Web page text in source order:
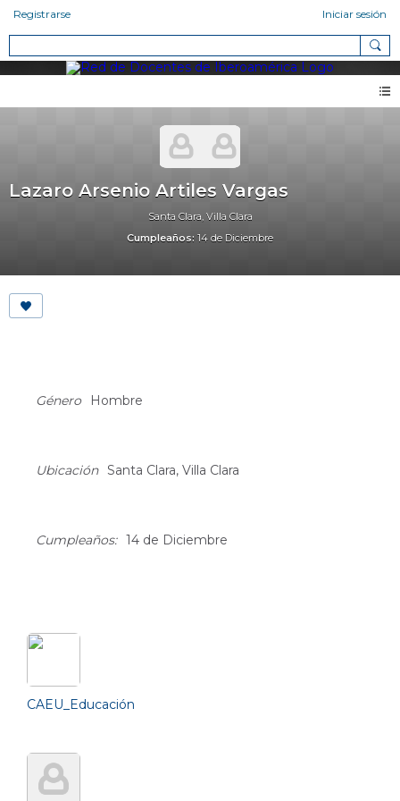
Registrarse Iniciar sesión
Lazaro Arsenio Artiles Vargas
Santa Clara, Villa Clara
Cumpleaños: 14 de Diciembre
Género
Hombre
Ubicación Santa Clara, Villa Clara
Cumpleaños: 14 de Diciembre
CAEU_Educación